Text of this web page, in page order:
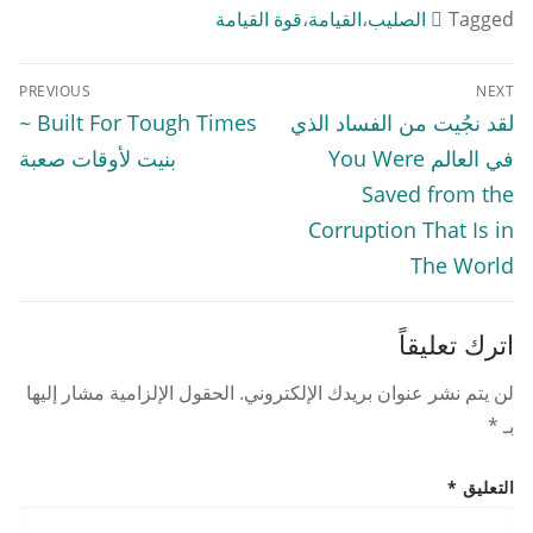
Tagged الصليب،القيامة،قوة القيامة
تصفّح
المقالات
PREVIOUS
Previous
Built For Tough Times ~
بنيت لأوقات صعبة
NEXT
Next
post:
لقد نجُيت من الفساد الذي
في العالم You Were
Saved from the
Corruption That Is in
The World
اترك تعليقاً
لن يتم نشر عنوان بريدك الإلكتروني. الحقول الإلزامية مشار إليها
بـ*
التعليق *